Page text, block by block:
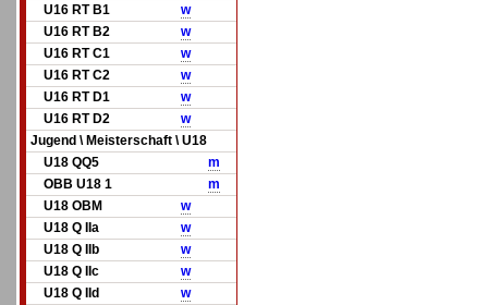
U16 RT B1
w
U16 RT B2
w
U16 RT C1
w
U16 RT C2
w
U16 RT D1
w
U16 RT D2
w
Jugend \ Meisterschaft \ U18
U18 QQ5
m
OBB U18 1
m
U18 OBM
w
U18 Q IIa
w
U18 Q IIb
w
U18 Q IIc
w
U18 Q IId
w